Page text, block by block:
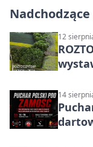
12
14